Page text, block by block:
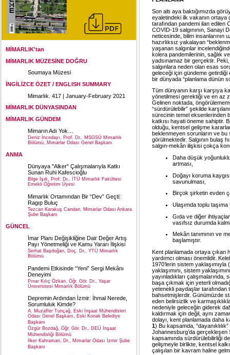
MİMARLIK'tan
MİMARLIK MÜZESİNE DOĞRU
Soumaya Müzesi
İNGİLİZCE ÖZET / ENGLISH SUMMARY
Mimarlık. 417 | January-February 2021
MİMARLIK DÜNYASINDAN
MİMARLIK GÜNDEM
Mimarın Adı Yok…
Deniz İncedayı, Prof. Dr., MSGSÜ Mimarlık
Bölümü, Mimarlar Odası Genel Başkanı
ANMA
Dünyaya "Alker" Çalışmalarıyla Katkı
Sunan Ruhi Kafescioğlu
Bilge Işık, Prof. Dr., İTÜ Mimarlık Fakültesi
Emekli Öğretim Üyesi
Mimarlık Ortamından Bir “Dev” Geçti:
Ragıp Buluç
Tezcan Karakuş Candan, Mimarlar Odası Ankara
Şube Başkanı
GÜNCEL
İmar Planı Değişikliğine Dair Değer Artış
Payı Yönetmeliği ve Kamu Yararı İlişkisi
Serhat Başdoğan, Doç. Dr., YTÜ Mimarlık
Bölümü
Pandemi Etkisinde “Yeni” Sergi Mekânı
Deneyimi
Pınar Kılıç Özkan, Öğr. Gör. Dr., Yaşar
Üniversitesi Mimarlık Bölümü
Depremin Ardından İzmir: İhmal Nerede,
Sorumluluk Kimde?
A. Muzaffer Tunçağ, Eski İnşaat Mühendisleri
Odası Genel Başkanı, Eski Konak Belediye
Başkanı
Özgür Bozdağ, Öğr. Gör. Dr., DEÜ İnşaat
Mühendisliği Bölümü
İlker Kahraman, Dr., Mimarlar Odası İzmir Şube
Başkanı
Son altı aya baktığımızda
eyaletindeki ilk vakanın ortaya
tarafından pandemi ilan edilen
COVID-19 salgınının, Sanayi
neticesinde, bilim insanlarının
hazırlıksız yakalayan
yaşanan salgınlar
kolera pandemilerinin, sağlık
yadsınamaz bir gerçektir.
salgınlara neden olan esas
geleceği için gündeme getirdiği
bir dünyada “planlama dünün
Tüm dünyanın karşı karşıya
yönetilmesi gerektiği ve en az
Gelinen noktada,
“sürdürülebilir” şekilde
sürecinin temel eksenlerinden
katkısı hayati öneme sahiptir.
olduğu, kentsel gelişme
beklenmeyen sorunların ve bu
görülmektedir. Salgının bulaş
salgın-mekân ilişkisi çokça
Daha düşük
artması,
Doğayı koruma
savunulması,
Birçok şirketin evden
Ulaşımda toplu
Gıda ve diğer
vasıfsız durumda
Mekân tanımının ve
başlamıştır.
Kent planlamada ortaya çıkan
yardımcı olması önemlidir.
1970’lerin sistem
yaklaşımını, sistem
yayınladıkları
başa çıkmak için yeterli
yetenekli paydaşlar tarafından
bahsetmişlerdir. Günümüzde
eden belirsizlik ve
nedeniyle geleceğin giderek
kaldırmak için değil, aynı
dolayı, kent planlamada daha
1) Bu kapsamda,
Johannesburg’da gerçekleşen
kapsamında sürdürülebilirliği
gelişmeyle birlikte, kentsel
çalışılan bir kavram haline